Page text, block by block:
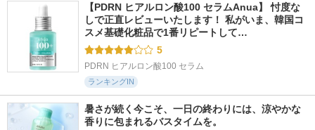
【PDRN ヒアルロン酸100 セラムAnua】 忖度な
しで正直レビューいたします！ 私がいま、韓国コ
スメ基礎化粧品で1番リピートして…
5
PDRN ヒアルロン酸100 セラム
ランキングIN
暑さが続く今こそ、一日の終わりには、涼やかな
香りに包まれるバスタイムを。